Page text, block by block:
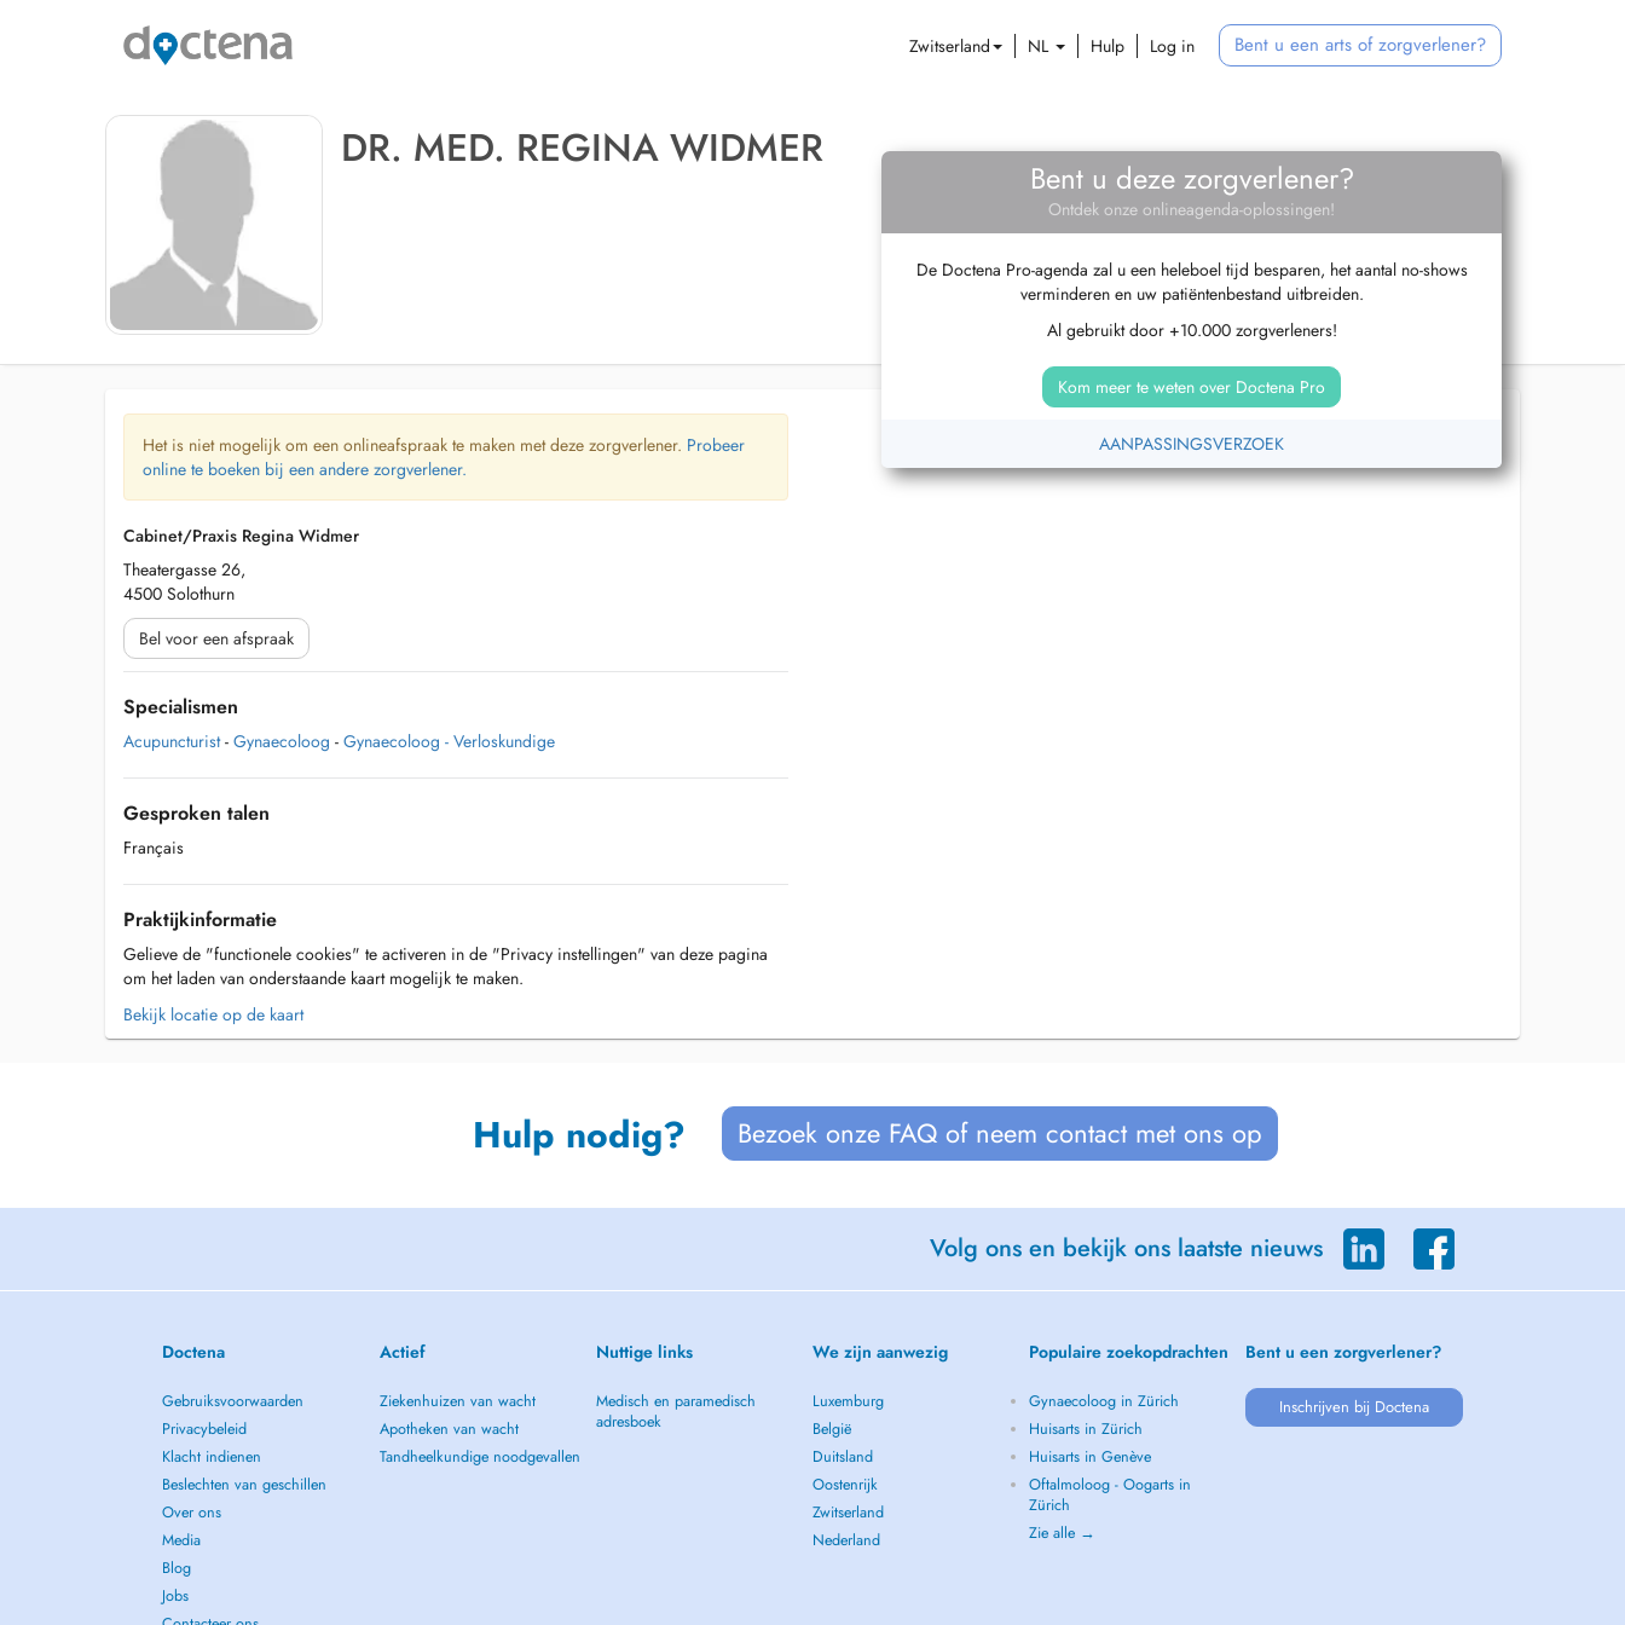
Zwitserland NL Hulp Log in Bent u een arts of zorgverlener?
DR. MED. REGINA WIDMER
Bent u deze zorgverlener?
Ontdek onze onlineagenda-oplossingen!
De Doctena Pro-agenda zal u een heleboel tijd besparen, het aantal no-shows
verminderen en uw patiëntenbestand uitbreiden.
Al gebruikt door +10.000 zorgverleners!
Kom meer te weten over Doctena Pro
AANPASSINGSVERZOEK
Het is niet mogelijk om een onlineafspraak te maken met deze zorgverlener. Probeer
online te boeken bij een andere zorgverlener.
Cabinet/Praxis Regina Widmer
Theatergasse 26,
4500 Solothurn
Bel voor een afspraak
Specialismen
Acupuncturist - Gynaecoloog - Gynaecoloog - Verloskundige
Gesproken talen
Français
Praktijkinformatie
Gelieve de "functionele cookies" te activeren in de "Privacy instellingen" van deze pagina
om het laden van onderstaande kaart mogelijk te maken.
Bekijk locatie op de kaart
Hulp nodig? Bezoek onze FAQ of neem contact met ons op
Volg ons en bekijk ons laatste nieuws
Doctena
Gebruiksvoorwaarden
Privacybeleid
Klacht indienen
Beslechten van geschillen
Over ons
Media
Blog
Jobs
Actief
Ziekenhuizen van wacht
Apotheken van wacht
Tandheelkundige noodgevallen
Nuttige links
Medisch en paramedisch
adresboek
We zijn aanwezig
Luxemburg
België
Duitsland
Oostenrijk
Zwitserland
Nederland
Populaire zoekopdrachten
Gynaecoloog in Zürich
Huisarts in Zürich
Huisarts in Genève
Oftalmoloog - Oogarts in
Zürich
Zie alle →
Bent u een zorgverlener?
Inschrijven bij Doctena